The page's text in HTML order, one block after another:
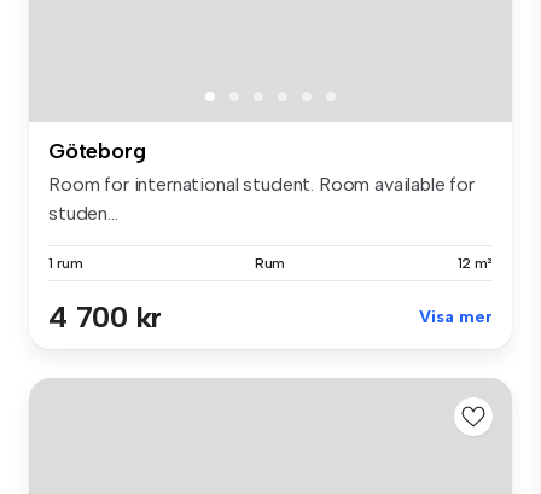
Göteborg
Room for international student. Room available for
studen...
1 rum Rum 12 m²
4 700 kr Visa mer